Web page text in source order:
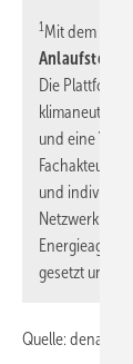
1Mit dem
Anlaufstelle
Die Plattform
klimaneutrale
und eine
und
Netzwerk aus
gesetzt und
Quelle: dena / ml